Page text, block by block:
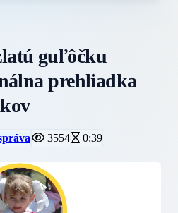
guľôčku
prehliadka
3554 0:39